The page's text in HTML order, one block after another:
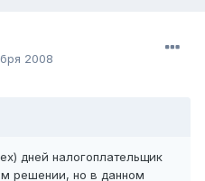
2008
дней налогоплательщик
решении, но в данном